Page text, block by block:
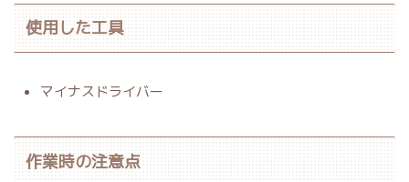
使用した工具
マイナスドライバー
作業時の注意点